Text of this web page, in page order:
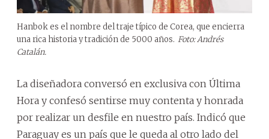
Hanbok es el nombre del traje típico de Corea, que encierra
una rica historia y tradición de 5000 años. Foto: Andrés
Catalán.
La diseñadora conversó en exclusiva con Última
Hora y confesó sentirse muy contenta y honrada
por realizar un desfile en nuestro país. Indicó que
Paraguay es un país que le queda al otro lado del